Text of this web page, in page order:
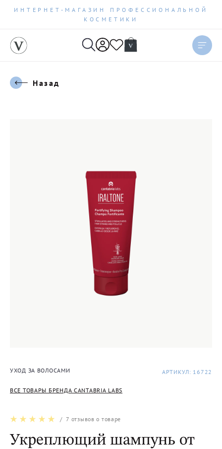
ИНТЕРНЕТ-МАГАЗИН ПРОФЕССИОНАЛЬНОЙ
КОСМЕТИКИ
Назад
УХОД ЗА ВОЛОСАМИ
ВСЕ ТОВАРЫ БРЕНДА CANTABRIA LABS
АРТИКУЛ: 16722
/7 отзывов о товаре
Укреплющий шампунь от